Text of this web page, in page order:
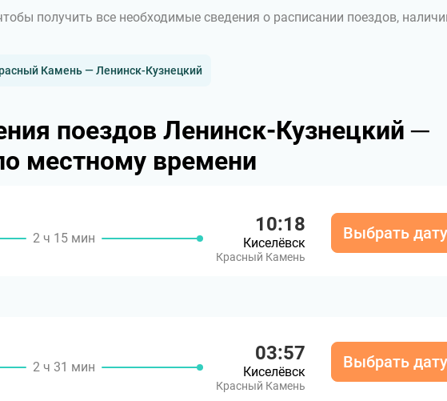
получить все необходимые сведения о расписании поездов,
Камень — Ленинск-Кузнецкий
поездов Ленинск-Кузнецкий ─
местному времени
2 ч 15 мин
10:18
Киселёвск
Красный Камень
Выбрать дату
2 ч 31 мин
03:57
Киселёвск
Красный Камень
Выбрать дату